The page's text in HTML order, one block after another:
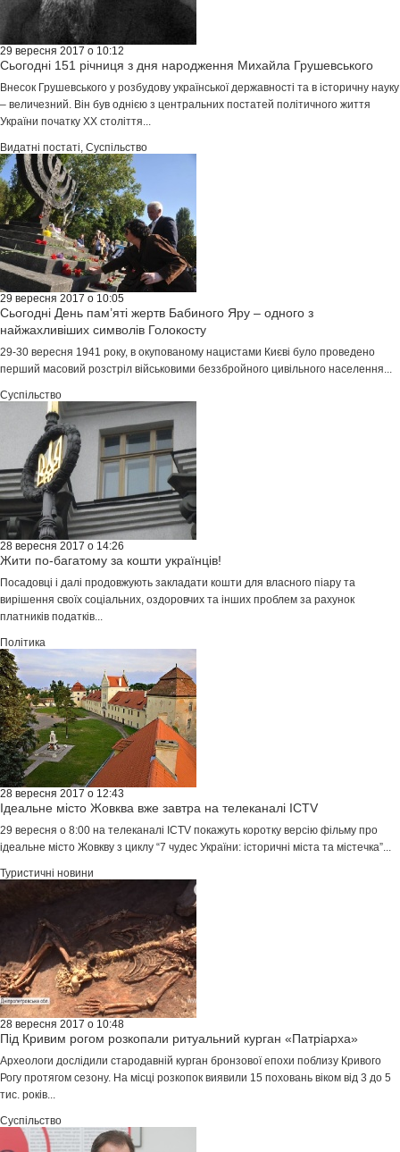
29 вересня 2017 о 10:12
Сьогодні 151 річниця з дня народження Михайла Грушевського
Внесок Грушевського у розбудову української державності та в історичну науку
– величезний. Він був однією з центральних постатей політичного життя
України початку ХХ століття...
Видатні постаті, Суспільство
29 вересня 2017 о 10:05
Сьогодні День пам’яті жертв Бабиного Яру – одного з
найжахливіших символів Голокосту
29-30 вересня 1941 року, в окупованому нацистами Києві було проведено
перший масовий розстріл військовими беззбройного цивільного населення...
Суспільство
28 вересня 2017 о 14:26
Жити по-багатому за кошти українців!
Посадовці і далі продовжують закладати кошти для власного піару та
вирішення своїх соціальних, оздоровчих та інших проблем за рахунок
платників податків...
Політика
28 вересня 2017 о 12:43
Ідеальне місто Жовква вже завтра на телеканалі ICTV
29 вересня о 8:00 на телеканалі ICTV покажуть коротку версію фільму про
ідеальне місто Жовкву з циклу “7 чудес України: історичні міста та містечка”...
Туристичні новини
28 вересня 2017 о 10:48
Під Кривим рогом розкопали ритуальний курган «Патріарха»
Археологи дослідили стародавній курган бронзової епохи поблизу Кривого
Рогу протягом сезону. На місці розкопок виявили 15 поховань віком від 3 до 5
тис. років...
Суспільство